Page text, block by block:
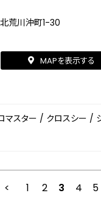
荒川沖町1-30
MAPを表示する
マスター / クロスシー /
最初 前
1 2 3 4 5